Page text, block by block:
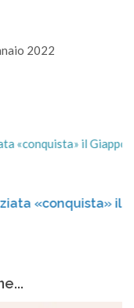
2022
il